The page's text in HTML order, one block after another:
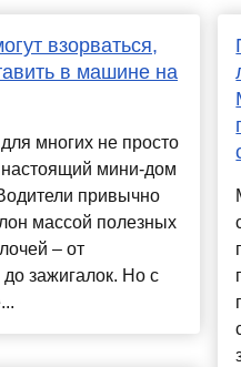
взорваться,
в машине на
многих не просто
настоящий мини-дом
привычно
массой полезных
– от
до зажигалок. Но с